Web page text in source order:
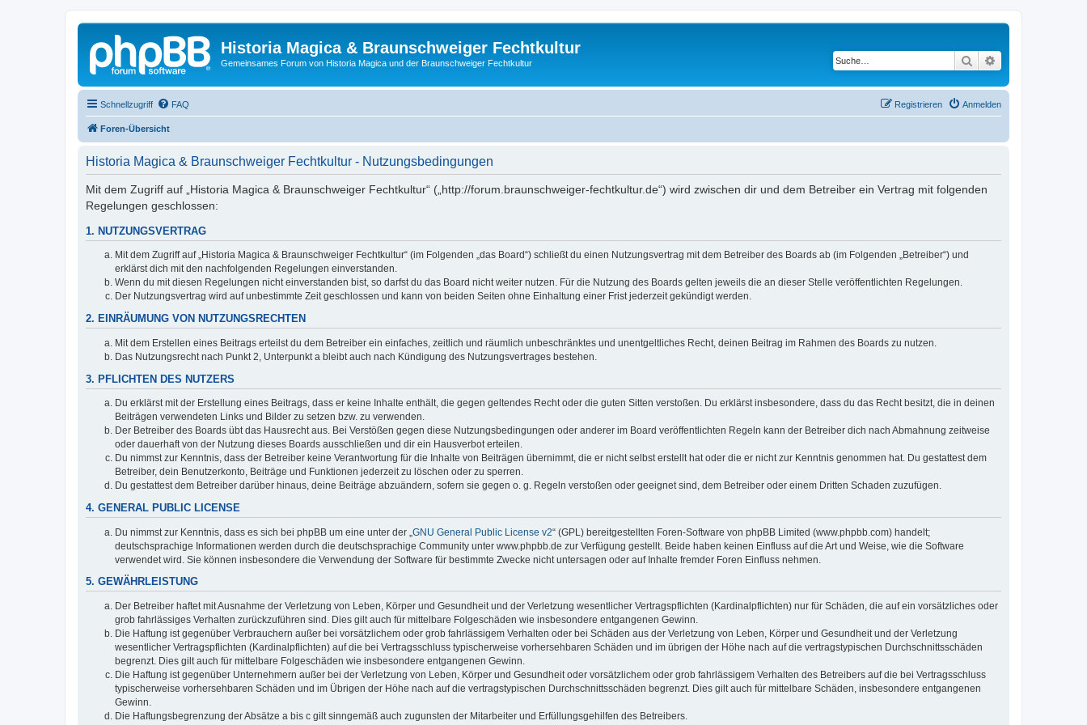
Historia Magica & Braunschweiger Fechtkultur
Gemeinsames Forum von Historia Magica und der Braunschweiger Fechtkultur Suche
Schnellzugriff FAQ Anmelden
Registrieren
Foren-Übersicht
Historia Magica & Braunschweiger Fechtkultur - Nutzungsbedingungen
Mit dem Zugriff auf „Historia Magica & Braunschweiger Fechtkultur“ („http://forum.braunschweiger-fechtkultur.de“) wird zwischen dir und dem Betreiber ein Vertrag mit folgenden
Regelungen geschlossen:
1. NUTZUNGSVERTRAG
Mit dem Zugriff auf „Historia Magica & Braunschweiger Fechtkultur“ (im Folgenden „das Board“) schließt du einen Nutzungsvertrag mit dem Betreiber des Boards ab (im Folgenden „Betreiber“) und
erklärst dich mit den nachfolgenden Regelungen einverstanden.
Wenn du mit diesen Regelungen nicht einverstanden bist, so darfst du das Board nicht weiter nutzen. Für die Nutzung des Boards gelten jeweils die an dieser Stelle veröffentlichten Regelungen.
Der Nutzungsvertrag wird auf unbestimmte Zeit geschlossen und kann von beiden Seiten ohne Einhaltung einer Frist jederzeit gekündigt werden.
2. EINRÄUMUNG VON NUTZUNGSRECHTEN
Mit dem Erstellen eines Beitrags erteilst du dem Betreiber ein einfaches, zeitlich und räumlich unbeschränktes und unentgeltliches Recht, deinen Beitrag im Rahmen des Boards zu nutzen.
Das Nutzungsrecht nach Punkt 2, Unterpunkt a bleibt auch nach Kündigung des Nutzungsvertrages bestehen.
3. PFLICHTEN DES NUTZERS
Du erklärst mit der Erstellung eines Beitrags, dass er keine Inhalte enthält, die gegen geltendes Recht oder die guten Sitten verstoßen. Du erklärst insbesondere, dass du das Recht besitzt, die in deinen
Beiträgen verwendeten Links und Bilder zu setzen bzw. zu verwenden.
Der Betreiber des Boards übt das Hausrecht aus. Bei Verstößen gegen diese Nutzungsbedingungen oder anderer im Board veröffentlichten Regeln kann der Betreiber dich nach Abmahnung zeitweise
oder dauerhaft von der Nutzung dieses Boards ausschließen und dir ein Hausverbot erteilen.
Du nimmst zur Kenntnis, dass der Betreiber keine Verantwortung für die Inhalte von Beiträgen übernimmt, die er nicht selbst erstellt hat oder die er nicht zur Kenntnis genommen hat. Du gestattest dem
Betreiber, dein Benutzerkonto, Beiträge und Funktionen jederzeit zu löschen oder zu sperren.
Du gestattest dem Betreiber darüber hinaus, deine Beiträge abzuändern, sofern sie gegen o. g. Regeln verstoßen oder geeignet sind, dem Betreiber oder einem Dritten Schaden zuzufügen.
4. GENERAL PUBLIC LICENSE
Du nimmst zur Kenntnis, dass es sich bei phpBB um eine unter der „ GNU General Public License v2“ (GPL) bereitgestellten Foren-Software von phpBB Limited (www.phpbb.com) handelt;
deutschsprachige Informationen werden durch die deutschsprachige Community unter www.phpbb.de zur Verfügung gestellt. Beide haben keinen Einfluss auf die Art und Weise, wie die Software
verwendet wird. Sie können insbesondere die Verwendung der Software für bestimmte Zwecke nicht untersagen oder auf Inhalte fremder Foren Einfluss nehmen.
5. GEWÄHRLEISTUNG
Der Betreiber haftet mit Ausnahme der Verletzung von Leben, Körper und Gesundheit und der Verletzung wesentlicher Vertragspflichten (Kardinalpflichten) nur für Schäden, die auf ein vorsätzliches oder
grob fahrlässiges Verhalten zurückzuführen sind. Dies gilt auch für mittelbare Folgeschäden wie insbesondere entgangenen Gewinn.
Die Haftung ist gegenüber Verbrauchern außer bei vorsätzlichem oder grob fahrlässigem Verhalten oder bei Schäden aus der Verletzung von Leben, Körper und Gesundheit und der Verletzung
wesentlicher Vertragspflichten (Kardinalpflichten) auf die bei Vertragsschluss typischerweise vorhersehbaren Schäden und im übrigen der Höhe nach auf die vertragstypischen Durchschnittsschäden
begrenzt. Dies gilt auch für mittelbare Folgeschäden wie insbesondere entgangenen Gewinn.
Die Haftung ist gegenüber Unternehmern außer bei der Verletzung von Leben, Körper und Gesundheit oder vorsätzlichem oder grob fahrlässigem Verhalten des Betreibers auf die bei Vertragsschluss
typischerweise vorhersehbaren Schäden und im Übrigen der Höhe nach auf die vertragstypischen Durchschnittsschäden begrenzt. Dies gilt auch für mittelbare Schäden, insbesondere entgangenen
Gewinn.
Die Haftungsbegrenzung der Absätze a bis c gilt sinngemäß auch zugunsten der Mitarbeiter und Erfüllungsgehilfen des Betreibers.